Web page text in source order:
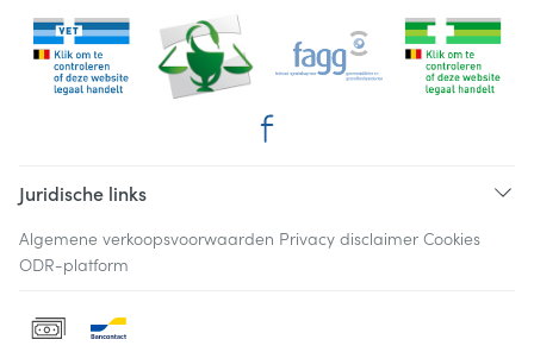
Juridische links
Algemene verkoopsvoorwaarden Privacy disclaimer Cookies
ODR-platform